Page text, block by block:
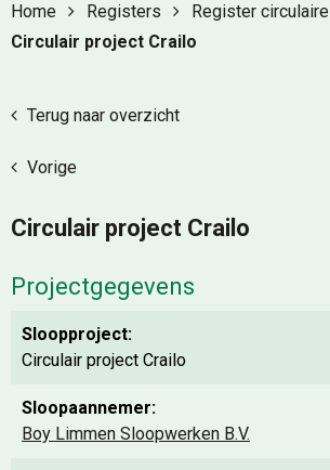
Home Registers
Register
Circulair project Crailo
Terug naar overzicht
Vorige
Circulair project Crailo
Projectgegevens
Sloopproject:
Circulair project Crailo
Sloopaannemer:
Boy Limmen Sloopwerken B.V.